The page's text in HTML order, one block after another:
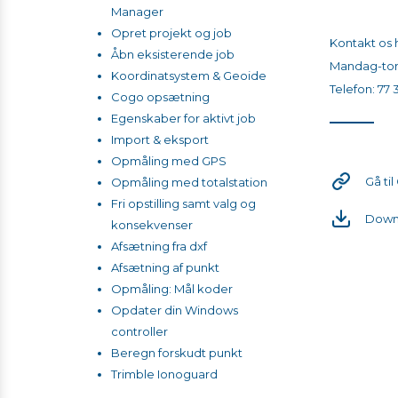
Opsætning- og brug af
DA2 med Catalyst
abonnement
Indmåling med TerraFlex
app
Afsætning med TerraFlex
app
Importer data og afsæt i
app
Indtast koordinat og
navigér til punkt
Eksport af data i
kortarbejdsområdet
Sådan aktiverer du dit
abonnement
Catalyst og Esri Collector
Catalyst On Demand
Manager
Opret projekt og job
Åbn eksisterende job
Koordinatsystem & Geoide
Cogo opsætning
Egenskaber for aktivt job
Import & eksport
Opmåling med GPS
Opmåling med totalstation
Fri opstilling samt valg og
konsekvenser
Afsætning fra dxf
Afsætning af punkt
Opmåling: Mål koder
Opdater din Windows
controller
Beregn forskudt punkt
Trimble Ionoguard
​​​​​​​Kontakt os
Mandag-
Telefon: 77
Gå til